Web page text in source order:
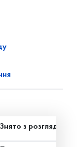
Знято з розгляду